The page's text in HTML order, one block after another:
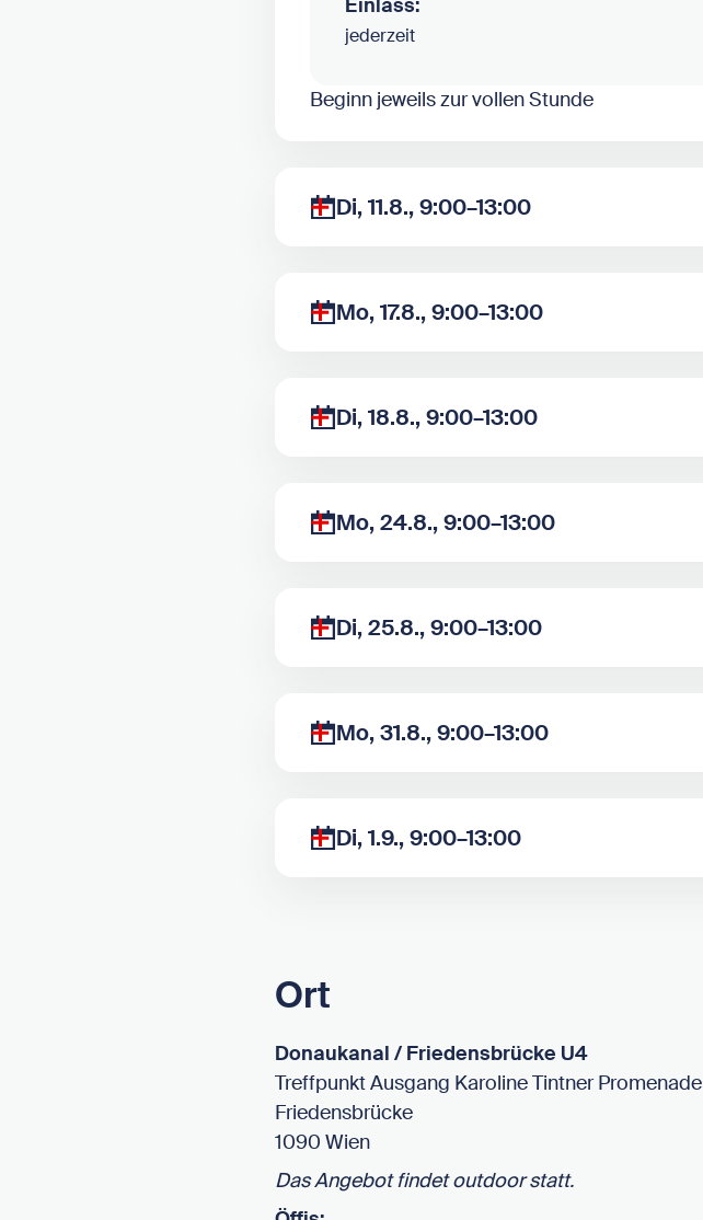
Einlass:
jederzeit
Beginn jeweils zur vollen Stunde
Di, 11.8., 9:00–13:00
Mo, 17.8., 9:00–13:00
Di, 18.8., 9:00–13:00
Mo, 24.8., 9:00–13:00
Di, 25.8., 9:00–13:00
Mo, 31.8., 9:00–13:00
Di, 1.9., 9:00–13:00
Ort
Donaukanal / Friedensbrücke U4
Treffpunkt Ausgang Karoline Tintner Promenade
Friedensbrücke
1090 Wien
Das Angebot findet outdoor statt.